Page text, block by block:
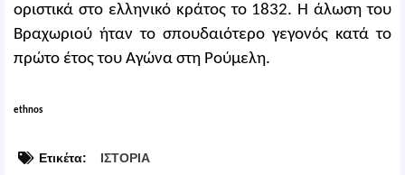
οριστικά στο ελληνικό κράτος το 1832. Η άλωση του
Βραχωριού ήταν το σπουδαιότερο γεγονός κατά το
πρώτο έτος του Αγώνα στη Ρούμελη.
ethnos
Ετικέτα: ΙΣΤΟΡΙΑ